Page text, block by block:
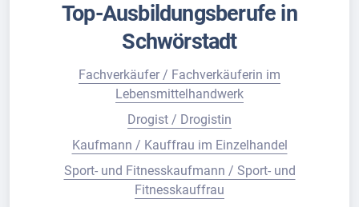
Top-Ausbildungsberufe in
Schwörstadt
Fachverkäufer / Fachverkäuferin im
Lebensmittelhandwerk
Drogist / Drogistin
Kaufmann / Kauffrau im Einzelhandel
Sport- und Fitnesskaufmann / Sport- und
Fitnesskauffrau